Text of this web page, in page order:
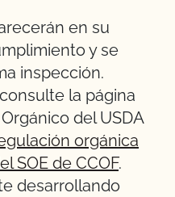
en su
y se
inspección.
la página
del USDA
orgánica
SOE de CCOF.
desarrollando